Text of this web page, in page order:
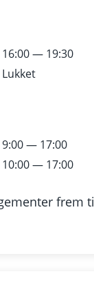
16:00 — 19:30
Lukket
9:00 — 17:00
10:00 — 17:00
frem